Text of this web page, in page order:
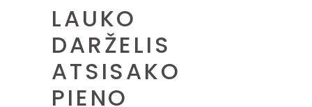
LAUKO
DARŽELIS
ATSISAKO
PIENO